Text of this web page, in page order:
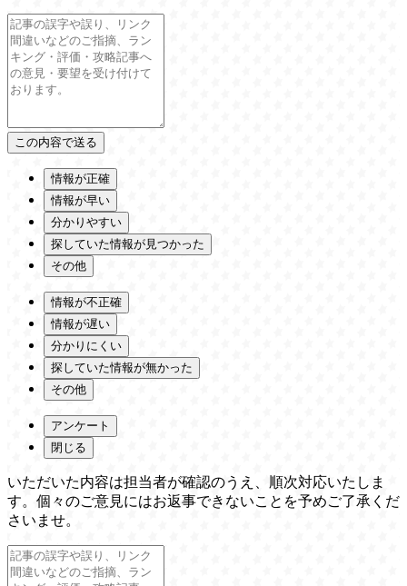
情報が正確
情報が早い
分かりやすい
探していた情報が見つかった
その他
情報が不正確
情報が遅い
分かりにくい
探していた情報が無かった
その他
アンケート
閉じる
いただいた内容は担当者が確認のうえ、順次対応いたしま
す。個々のご意見にはお返事できないことを予めご了承くだ
さいませ。